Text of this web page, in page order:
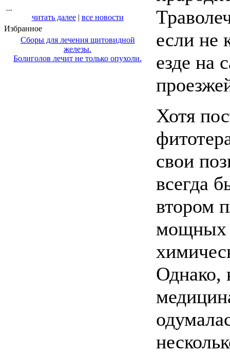
...
читать далее| все новости
Избранное
Сборы для лечения щитовидной
железы.
Болиголов лечит не только опухоли.
если не
езде на
Хотя
свои
всегда
втором
мощных
Однако,